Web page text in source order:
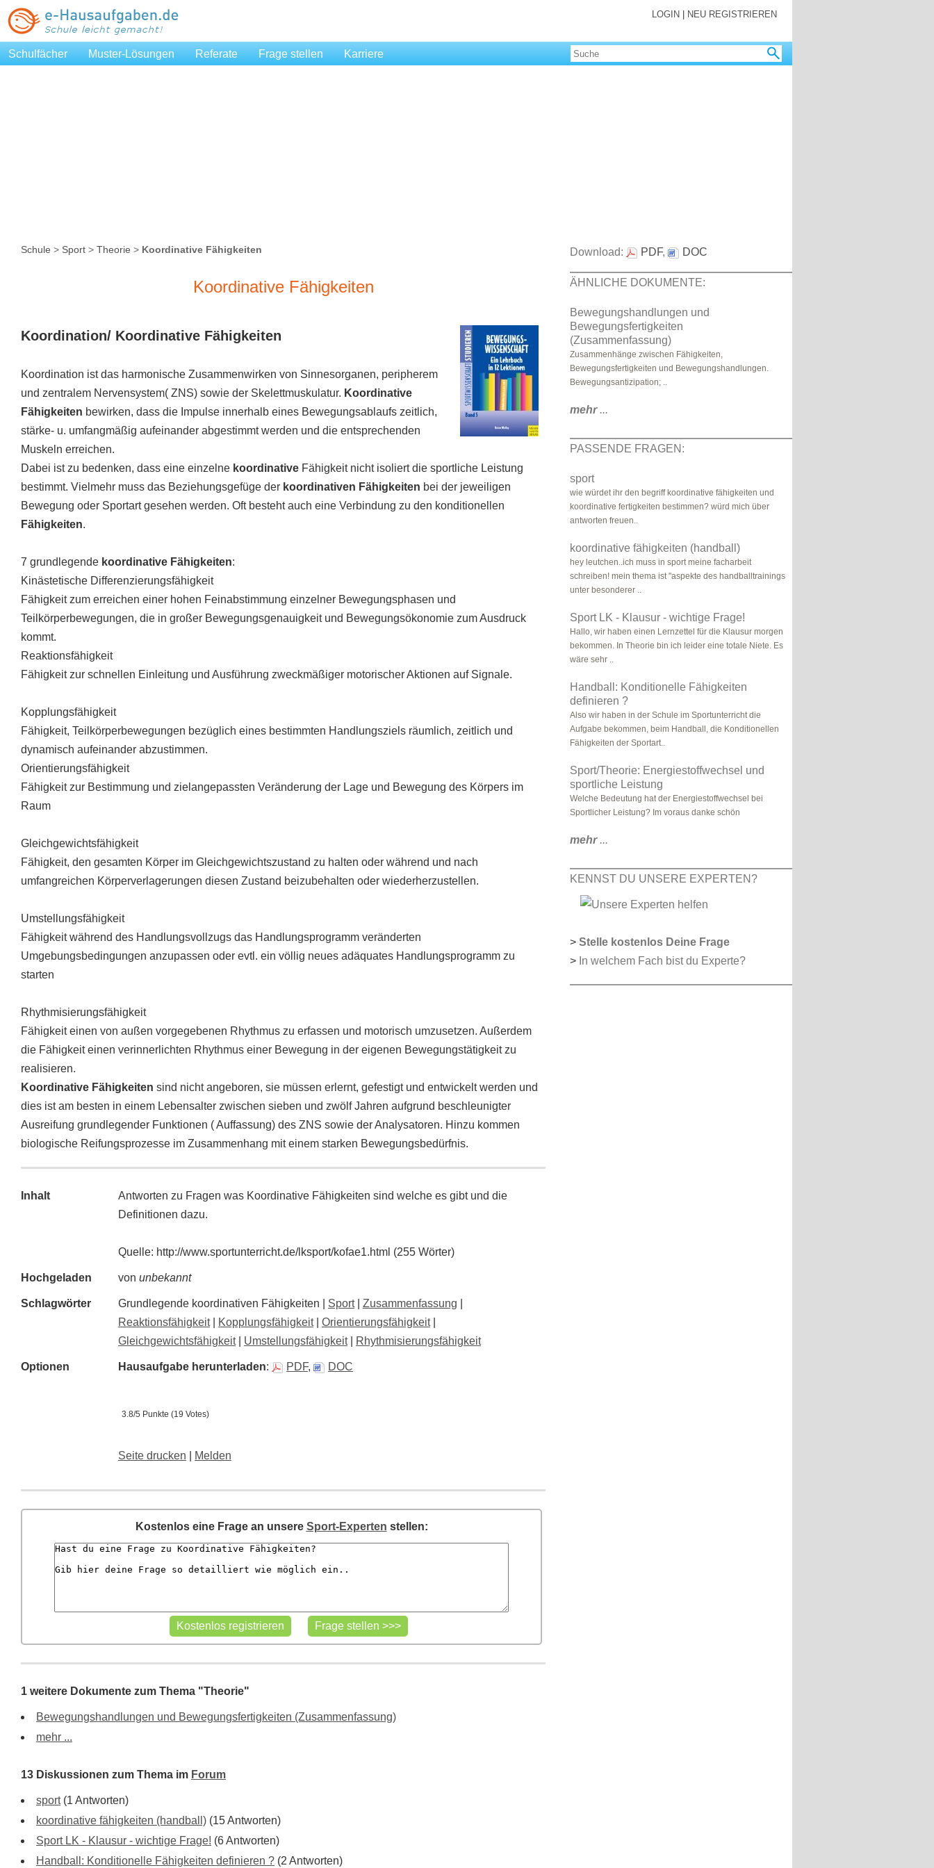
LOGIN NEU REGISTRIEREN
Schulfächer Muster-Lösungen Referate Frage stellen Karriere
Schule > Sport > Theorie > Koordinative Fähigkeiten
Koordinative Fähigkeiten
Koordination/ Koordinative Fähigkeiten
Koordination ist das harmonische Zusammenwirken von Sinnesorganen, peripherem
und zentralem Nervensystem( ZNS) sowie der Skelettmuskulatur. Koordinative
Fähigkeiten bewirken, dass die Impulse innerhalb eines Bewegungsablaufs zeitlich,
stärke- u. umfangmäßig aufeinander abgestimmt werden und die entsprechenden
Muskeln erreichen.
Dabei ist zu bedenken, dass eine einzelne koordinative Fähigkeit nicht isoliert die sportliche Leistung
bestimmt. Vielmehr muss das Beziehungsgefüge der koordinativen Fähigkeiten bei der jeweiligen
Bewegung oder Sportart gesehen werden. Oft besteht auch eine Verbindung zu den konditionellen
Fähigkeiten.
7 grundlegende koordinative Fähigkeiten:
Kinästetische Differenzierungsfähigkeit
Fähigkeit zum erreichen einer hohen Feinabstimmung einzelner Bewegungsphasen und
Teilkörperbewegungen, die in großer Bewegungsgenauigkeit und Bewegungsökonomie zum Ausdruck
kommt.
Reaktionsfähigkeit
Fähigkeit zur schnellen Einleitung und Ausführung zweckmäßiger motorischer Aktionen auf Signale.
Kopplungsfähigkeit
Fähigkeit, Teilkörperbewegungen bezüglich eines bestimmten Handlungsziels räumlich, zeitlich und
dynamisch aufeinander abzustimmen.
Orientierungsfähigkeit
Fähigkeit zur Bestimmung und zielangepassten Veränderung der Lage und Bewegung des Körpers im
Raum
Gleichgewichtsfähigkeit
Fähigkeit, den gesamten Körper im Gleichgewichtszustand zu halten oder während und nach
umfangreichen Körperverlagerungen diesen Zustand beizubehalten oder wiederherzustellen.
Umstellungsfähigkeit
Fähigkeit während des Handlungsvollzugs das Handlungsprogramm veränderten
Umgebungsbedingungen anzupassen oder evtl. ein völlig neues adäquates Handlungsprogramm zu
starten
Rhythmisierungsfähigkeit
Fähigkeit einen von außen vorgegebenen Rhythmus zu erfassen und motorisch umzusetzen. Außerdem
die Fähigkeit einen verinnerlichten Rhythmus einer Bewegung in der eigenen Bewegungstätigkeit zu
realisieren.
Koordinative Fähigkeiten sind nicht angeboren, sie müssen erlernt, gefestigt und entwickelt werden und
dies ist am besten in einem Lebensalter zwischen sieben und zwölf Jahren aufgrund beschleunigter
Ausreifung grundlegender Funktionen ( Auffassung) des ZNS sowie der Analysatoren. Hinzu kommen
biologische Reifungsprozesse im Zusammenhang mit einem starken Bewegungsbedürfnis.
Inhalt
Antworten zu Fragen was Koordinative Fähigkeiten sind welche es gibt und die
Definitionen dazu.
Quelle: http://www.sportunterricht.de/lksport/kofae1.html (255 Wörter)
Hochgeladen von unbekannt
Schlagwörter Grundlegende koordinativen Fähigkeiten | Sport| Zusammenfassung
Reaktionsfähigkeit| Kopplungsfähigkeit| Orientierungsfähigkeit|
Gleichgewichtsfähigkeit| Umstellungsfähigkeit| Rhythmisierungsfähigkeit
Optionen Hausaufgabe herunterladen: PDF, DOC
3.8/5 Punkte (19 Votes)
Seite drucken Melden
Kostenlos eine Frage an unsere Sport-Experten stellen:
1 weitere Dokumente zum Thema "Theorie"
Bewegungshandlungen und Bewegungsfertigkeiten (Zusammenfassung)
mehr ...
13 Diskussionen zum Thema im Forum
sport(1 Antworten)
koordinative fähigkeiten (handball) (15 Antworten)
Sport LK - Klausur - wichtige Frage! (6 Antworten)
Handball: Konditionelle Fähigkeiten definieren ? (2 Antworten)
Download: PDF, DOC
ÄHNLICHE DOKUMENTE:
Bewegungshandlungen und
Bewegungsfertigkeiten
(Zusammenfassung)
Zusammenhänge zwischen Fähigkeiten,
Bewegungsfertigkeiten und Bewegungshandlungen.
Bewegungsantizipation; ..
mehr...
PASSENDE FRAGEN:
sport
wie würdet ihr den begriff koordinative fähigkeiten und
koordinative fertigkeiten bestimmen? würd mich über
antworten freuen..
koordinative fähigkeiten (handball)
hey leutchen..ich muss in sport meine facharbeit
schreiben! mein thema ist "aspekte des handballtrainings
unter besonderer ..
Sport LK - Klausur - wichtige Frage!
Hallo, wir haben einen Lernzettel für die Klausur morgen
bekommen. In Theorie bin ich leider eine totale Niete. Es
wäre sehr ..
Handball: Konditionelle Fähigkeiten
definieren ?
Also wir haben in der Schule im Sportunterricht die
Aufgabe bekommen, beim Handball, die Konditionellen
Fähigkeiten der Sportart..
Sport/Theorie: Energiestoffwechsel und
sportliche Leistung
Welche Bedeutung hat der Energiestoffwechsel bei
Sportlicher Leistung? Im voraus danke schön
mehr...
KENNST DU UNSERE EXPERTEN?
> Stelle kostenlos Deine Frage
> In welchem Fach bist du Experte?